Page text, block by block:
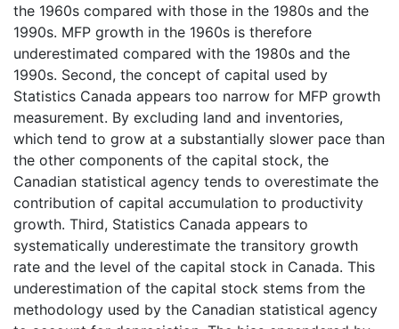
the 1960s compared with those in the 1980s and the
1990s. MFP growth in the 1960s is therefore
underestimated compared with the 1980s and the
1990s. Second, the concept of capital used by
Statistics Canada appears too narrow for MFP growth
measurement. By excluding land and inventories,
which tend to grow at a substantially slower pace than
the other components of the capital stock, the
Canadian statistical agency tends to overestimate the
contribution of capital accumulation to productivity
growth. Third, Statistics Canada appears to
systematically underestimate the transitory growth
rate and the level of the capital stock in Canada. This
underestimation of the capital stock stems from the
methodology used by the Canadian statistical agency